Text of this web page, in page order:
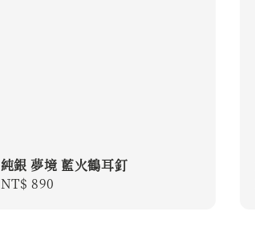
純銀 夢境 藍火鶴耳釘
Regular
NT$ 890